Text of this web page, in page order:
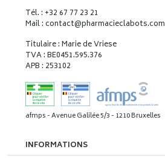
Tél. : +32 67 77 23 21
Mail : contact@pharmacieclabots.com
Titulaire : Marie de Vriese
TVA : BE0451.595.376
APB : 253102
afmps - Avenue Galilée 5/3 - 1210 Bruxelles
INFORMATIONS